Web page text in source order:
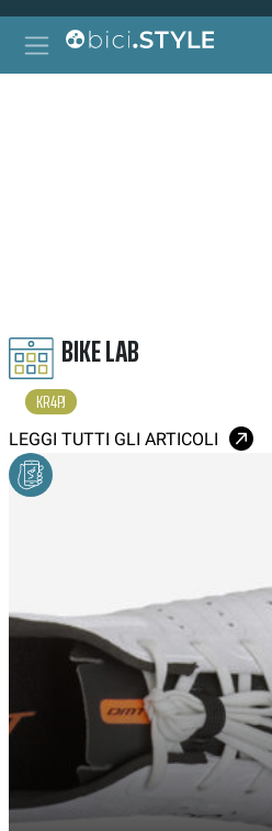
Vai al contenuto
Navigazione principale
Ricerca per:
BIKE LAB
KR4PJ
LEGGI TUTTI GLI ARTICOLI